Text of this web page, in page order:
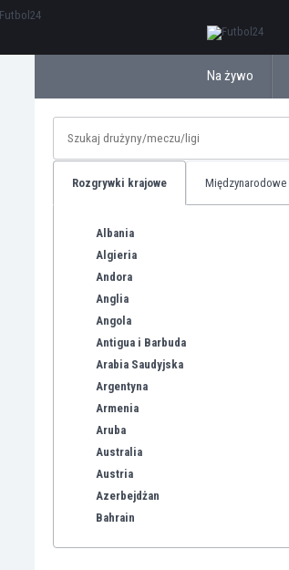
Na żywo
Rozgrywki krajowe Międzynarodowe
Albania
Algieria
Andora
Anglia
Angola
Antigua i Barbuda
Arabia Saudyjska
Argentyna
Armenia
Aruba
Australia
Austria
Azerbejdżan
Bahrain